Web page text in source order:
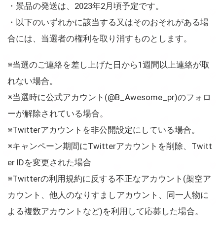
・景品の発送は、2023年2月頃予定です。
・以下のいずれかに該当する又はそのおそれがある場
合には、当選者の権利を取り消すものとします。
※当選のご連絡を差し上げた日から1週間以上連絡が取
れない場合。
※当選時に公式アカウント(@B_Awesome_pr)のフォロ
ーが解除されている場合。
※Twitterアカウントを非公開設定にしている場合。
※キャンペーン期間にTwitterアカウントを削除、Twitt
er IDを変更された場合
※Twitterの利用規約に反する不正なアカウント(架空ア
カウント、他人のなりすましアカウント、同一人物に
よる複数アカウントなど)を利用して応募した場合。